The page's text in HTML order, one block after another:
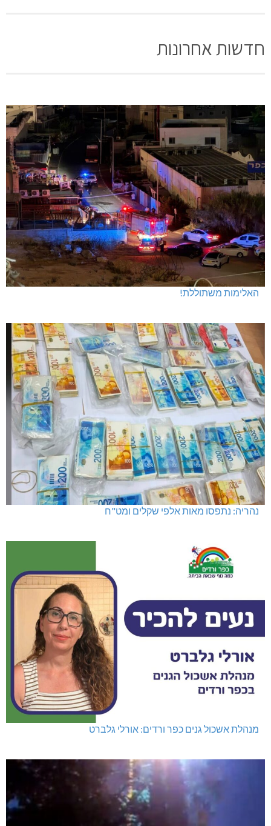
חדשות אחרונות
האלימות משתוללת!
נהריה: נתפסו מאות אלפי שקלים ומט"ח
מנהלת אשכול גנים כפר ורדים: אורלי גלברט